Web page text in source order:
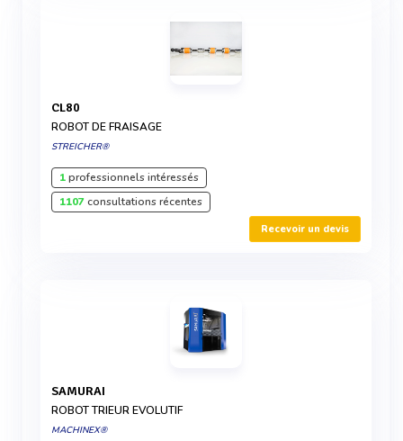
CL80
ROBOT DE FRAISAGE
STREICHER®
1professionnels intéressés
1107consultations récentes
Recevoir un devis
SAMURAI
ROBOT TRIEUR EVOLUTIF
MACHINEX®